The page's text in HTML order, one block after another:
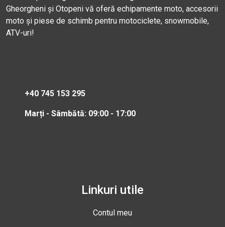
Gheorgheni și Otopeni vă oferă echipamente moto, accesorii
moto și piese de schimb pentru motociclete, snowmobile,
ATV-uri!
+40 745 153 295
Marți - Sâmbătă: 09:00 - 17:00
Linkuri utile
Contul meu